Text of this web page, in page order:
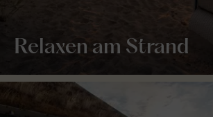
Relaxen am Strand